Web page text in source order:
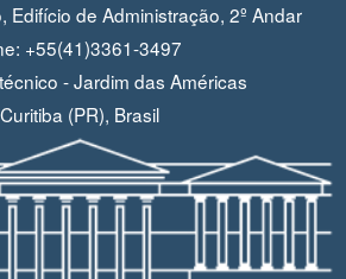
Edifício de Administração, 2º Andar
+55(41)3361-3497
- Jardim das Américas
Curitiba (PR), Brasil